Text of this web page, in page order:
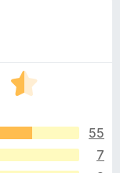
55
7